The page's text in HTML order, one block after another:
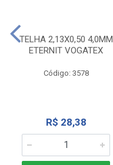
TELHA 2,13X0,50 4,0MM
ETERNIT VOGATEX
Código: 3578
R$ 28,38